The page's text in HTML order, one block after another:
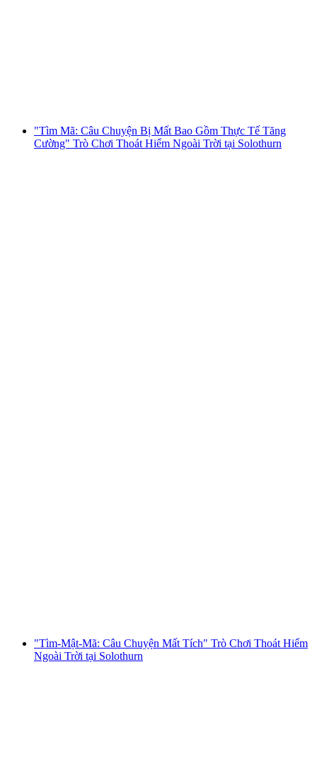
"Tìm Mã: Câu Chuyện Bị Mất Bao Gồm Thực Tế Tăng
Cường" Trò Chơi Thoát Hiểm Ngoài Trời tại Solothurn
"Tìm-Mật-Mã: Câu Chuyện Mất Tích" Trò Chơi Thoát Hiểm
Ngoài Trời tại Solothurn